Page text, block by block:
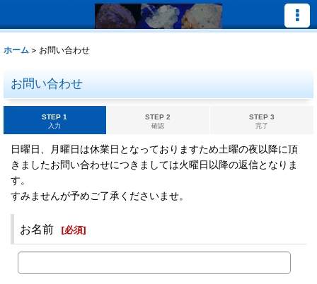
ホーム > お問い合わせ
お問い合わせ
STEP 1
入力
STEP 2
確認
STEP 3
完了
日曜日、月曜日は休業日となっておりますため土曜の夜以降に頂
きましたお問い合わせにつきましては火曜日以降の返信となりま
す。
すみませんが予めご了承くださいませ。
お名前 [必須]